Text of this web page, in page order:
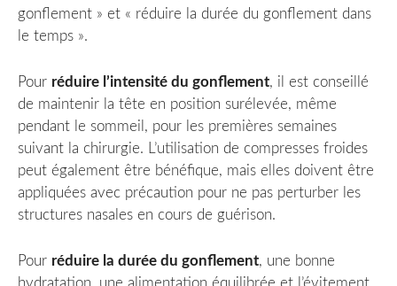
gonflement » et « réduire la durée du gonflement dans
le temps ».
Pour réduire l’intensité du gonflement, il est conseillé
de maintenir la tête en position surélevée, même
pendant le sommeil, pour les premières semaines
suivant la chirurgie. L’utilisation de compresses froides
peut également être bénéfique, mais elles doivent être
appliquées avec précaution pour ne pas perturber les
structures nasales en cours de guérison.
Pour réduire la durée du gonflement, une bonne